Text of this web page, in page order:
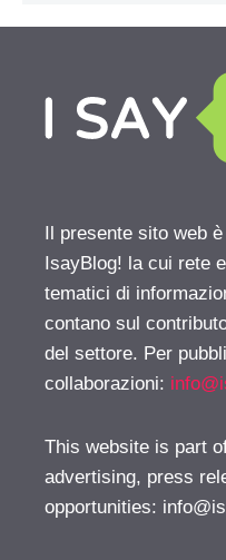
Il presente sito web
IsayBlog! la cui rete
tematici di
contano sul
del settore. Per
collaborazioni:
This website is part
advertising, press
opportunities: